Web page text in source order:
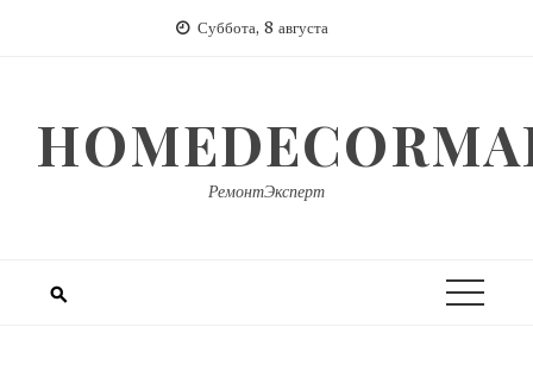
Суббота, 8 августа
РемонтЭксперт